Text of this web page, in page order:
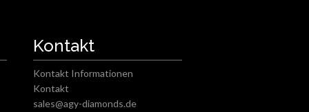
Kontakt
Kontakt Informationen
Kontakt
sales@agy-diamonds.de